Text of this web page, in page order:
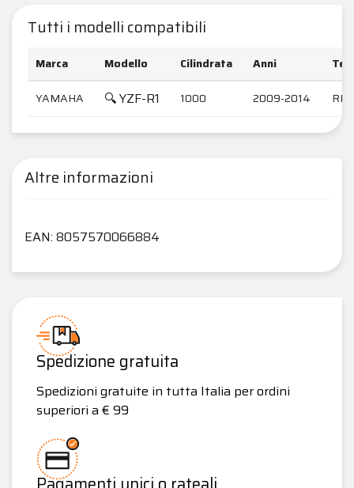
Tutti i modelli compatibili
Marca Modello Cilindrata Anni
YAMAHA
🔍 YZF-R1 1000 2009-2014
Altre informazioni
EAN: 8057570066884
Spedizione gratuita
Spedizioni gratuite in tutta Italia per ordini
superiori a € 99